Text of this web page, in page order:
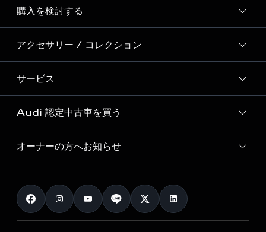
Story of Progress
Audi Sport
Formula 1®
デジタルサービス
ディーラー検索
新車在庫検索
試乗車・展示車検索
見積り依頼
試乗予約
購入を検討する
モデル一覧
特別仕様モデル / 限定モデル
e-tronラインアップ
価格シミュレーション
車両比較
カタログ一覧
アクセサリー / コレクション
純正アクセサリー
オンラインショップ
Audi collection
アウディナビアプリ
サービス
サービス入庫予約
サービスプログラム
メンテナンス
車検 / 定期点検
e-tronアフターサポート
Audi 認定中古車を買う
Audi認定中古車
クオリティ
保証
オーナーの方へお知らせ
お知らせ
オーナー様向けキャンペーン